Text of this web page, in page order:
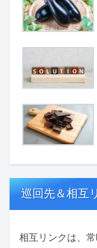
巡回先＆相互
相互リンクは、常